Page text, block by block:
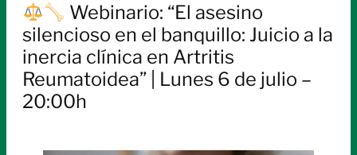
Webinario: “El asesino
silencioso en el banquillo: Juicio a la
inercia clínica en Artritis
Reumatoidea” | Lunes 6 de julio –
20:00h